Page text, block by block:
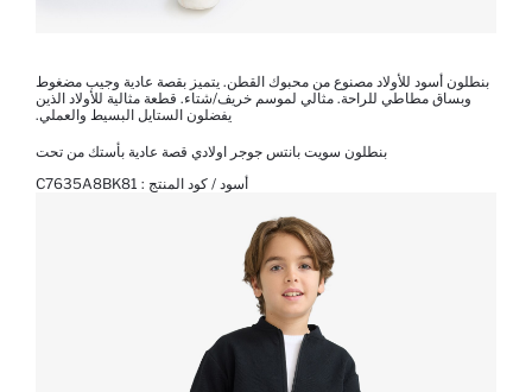
بنطلون أسود للأولاد مصنوع من محبوك القطن. يتميز بقصة عادية وجيب مضغوط
وبساق مطاطي للراحة. مثالي لموسم خريف/شتاء. قطعة مثالية للأولاد الذين
يفضلون الستايل البسيط والعملي.
بنطلون سويت بانتس جوجر اولادي قصة عادية بأستك من تحت
أسود / كود المنتج : C7635A8BK81